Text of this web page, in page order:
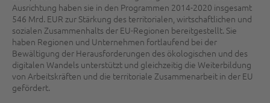
Ausrichtung haben sie in den Programmen 2014-2020 insgesamt
546 Mrd. EUR zur Stärkung des territorialen, wirtschaftlichen und
sozialen Zusammenhalts der EU-Regionen bereitgestellt. Sie
haben Regionen und Unternehmen fortlaufend bei der
Bewältigung der Herausforderungen des ökologischen und des
digitalen Wandels unterstützt und gleichzeitig die Weiterbildung
von Arbeitskräften und die territoriale Zusammenarbeit in der EU
gefördert.